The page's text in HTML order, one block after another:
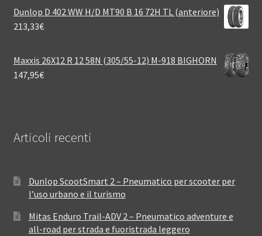
Dunlop D 402 WW H/D MT90 B 16 72H TL (anteriore)
213,33€
Maxxis 26X12 R 12 58N (305/55-12) M-918 BIGHORN
147,95€
Articoli recenti
Dunlop ScootSmart 2 – Pneumatico per scooter per
l’uso urbano e il turismo
Mitas Enduro Trail-ADV 2 – Pneumatico adventure e
all-road per strada e fuoristrada leggero